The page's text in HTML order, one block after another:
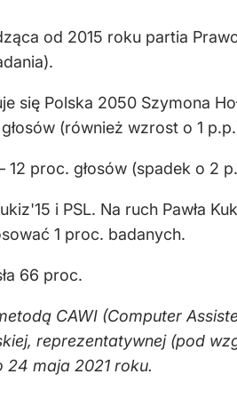
od 2015 roku partia
się Polska 2050 Szymona
(również wzrost o 1
12 proc. głosów (spadek o 2
i PSL. Na ruch Pawła
1 proc. badanych.
66 proc.
CAWI (Computer
reprezentatywnej (pod
24 maja 2021 roku.